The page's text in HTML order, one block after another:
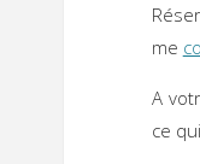
me
A
ce